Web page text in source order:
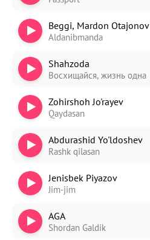
Beggi, Mardon Otajonov
Aldanibmanda
Shahzoda
Восхищайся, жизнь одна
Zohirshoh Jo'rayev
Qaydasan
Abdurashid Yo'ldoshev
Rashk qilasan
Jenisbek Piyazov
Jim-jim
AGA
Shordan Galdik